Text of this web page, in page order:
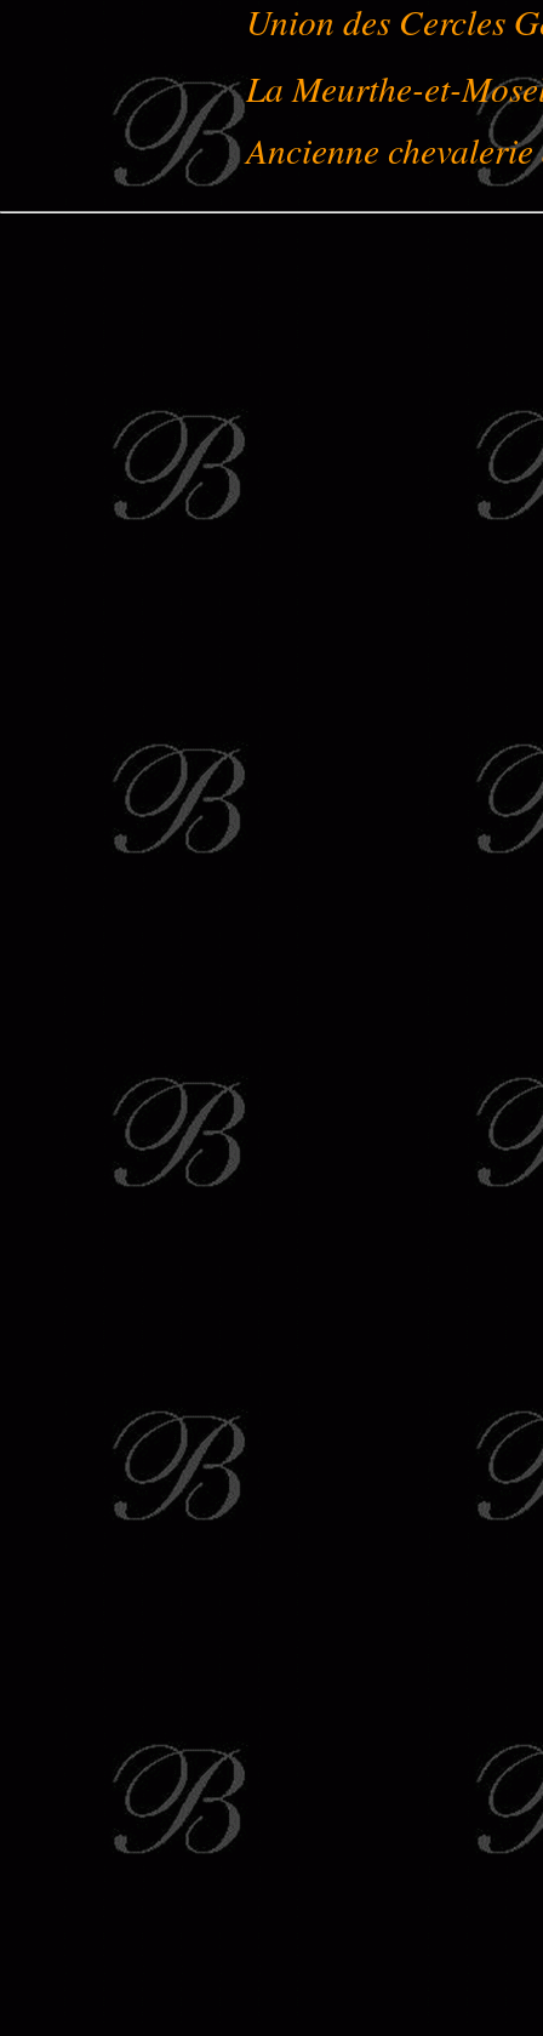
Union des Cercles
La Meurthe-et-
Ancienne